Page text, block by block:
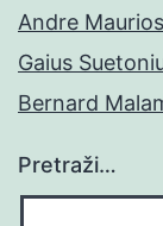
Andre
Gaius
Bernard
Pretraži…